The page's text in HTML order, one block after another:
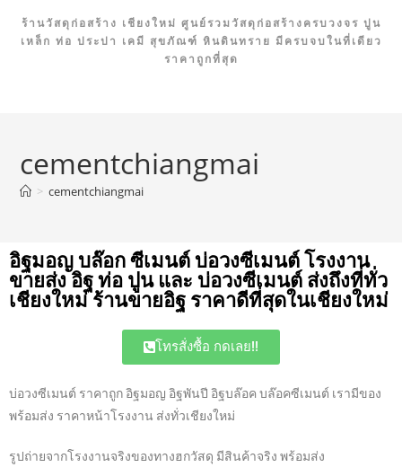
ร้านวัสดุก่อสร้าง เชียงใหม่ ศูนย์รวมวัสดุก่อสร้างครบวงจร ปูน
เหล็ก ท่อ ประปา เคมี สุขภัณฑ์ หินดินทราย มีครบจบในที่เดียว
ราคาถูกที่สุด
cementchiangmai
> cementchiangmai
อิฐมอญ บล๊อก ซีเมนต์ บ่อวงซีเมนต์ โรงงาน
ขายส่ง อิฐ ท่อ ปูน และ บ่อวงซีเมนต์ ส่งถึงที่ทั่ว
เชียงใหม่ ร้านขายอิฐ ราคาดีที่สุดในเชียงใหม่
โทรสั่งซื้อ กดเลย!!
บ่อวงซีเมนต์ ราคาถูก อิฐมอญ อิฐพันปี อิฐบล๊อค บล๊อคซีเมนต์ เรามีของ
พร้อมส่ง ราคาหน้าโรงงาน ส่งทั่วเชียงใหม่
รูปถ่ายจากโรงงานจริงของทางฮกวัสดุ มีสินค้าจริง พร้อมส่ง